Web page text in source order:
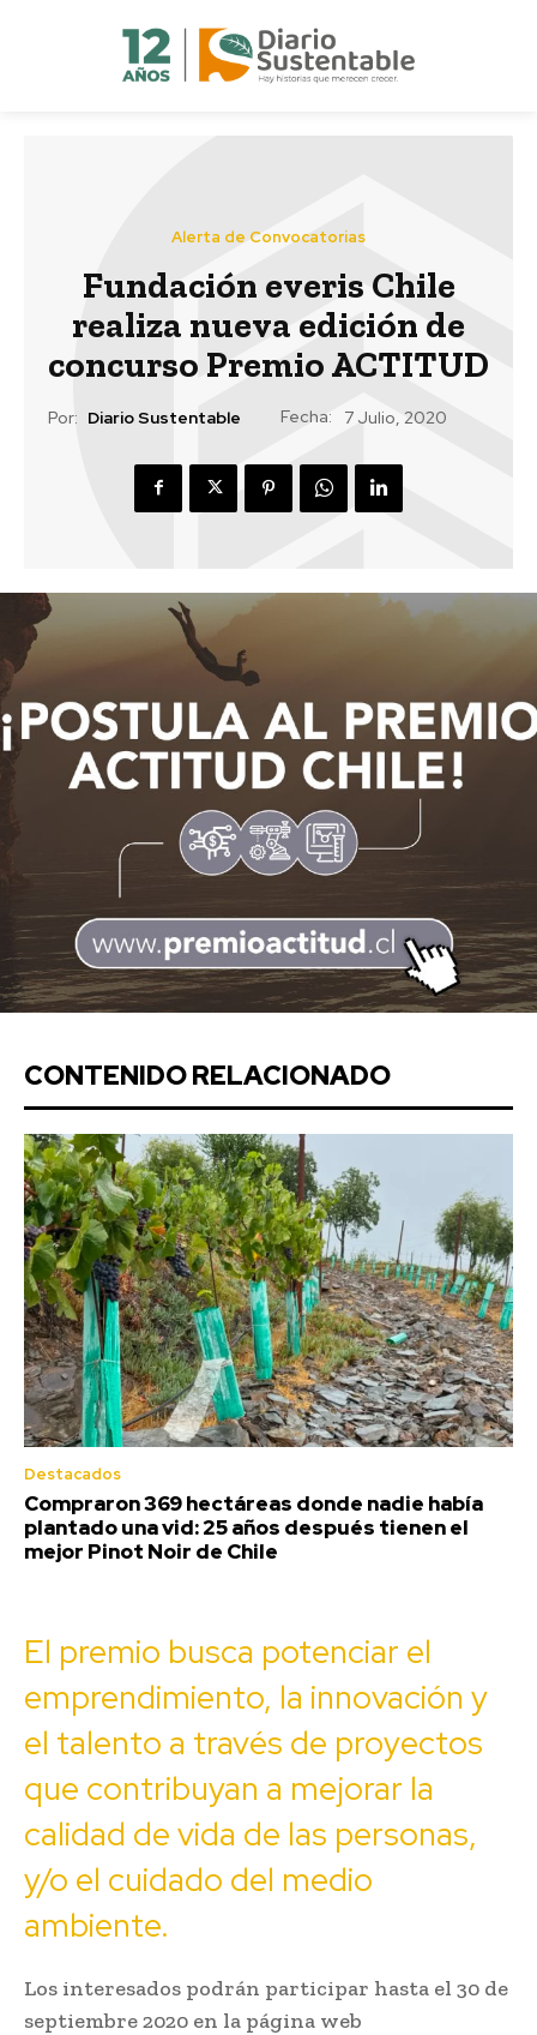
Alerta de Convocatorias
Fundación everis Chile
realiza nueva edición de
concurso Premio ACTITUD
Por: Diario Sustentable Fecha: 7 Julio, 2020
CONTENIDO RELACIONADO
Destacados
Compraron 369 hectáreas donde nadie había
plantado una vid: 25 años después tienen el
mejor Pinot Noir de Chile
El premio busca potenciar el
emprendimiento, la innovación y
el talento a través de proyectos
que contribuyan a mejorar la
calidad de vida de las personas,
y/o el cuidado del medio
ambiente.
Los interesados podrán participar hasta el 30 de
septiembre 2020 en la página web